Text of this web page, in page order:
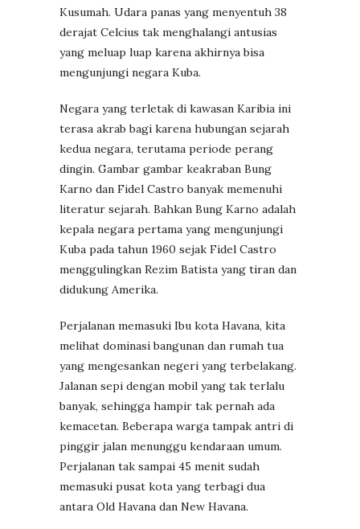
Kusumah. Udara panas yang menyentuh 38
derajat Celcius tak menghalangi antusias
yang meluap luap karena akhirnya bisa
mengunjungi negara Kuba.
Negara yang terletak di kawasan Karibia ini
terasa akrab bagi karena hubungan sejarah
kedua negara, terutama periode perang
dingin. Gambar gambar keakraban Bung
Karno dan Fidel Castro banyak memenuhi
literatur sejarah. Bahkan Bung Karno adalah
kepala negara pertama yang mengunjungi
Kuba pada tahun 1960 sejak Fidel Castro
menggulingkan Rezim Batista yang tiran dan
didukung Amerika.
Perjalanan memasuki Ibu kota Havana, kita
melihat dominasi bangunan dan rumah tua
yang mengesankan negeri yang terbelakang.
Jalanan sepi dengan mobil yang tak terlalu
banyak, sehingga hampir tak pernah ada
kemacetan. Beberapa warga tampak antri di
pinggir jalan menunggu kendaraan umum.
Perjalanan tak sampai 45 menit sudah
memasuki pusat kota yang terbagi dua
antara Old Havana dan New Havana.